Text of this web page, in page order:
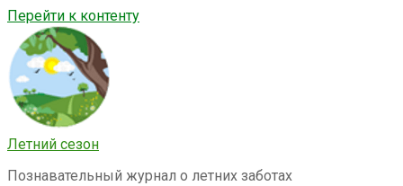
Перейти к контенту
Летний сезон
Познавательный журнал о летних заботах